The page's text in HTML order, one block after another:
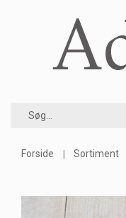
Forside Sortiment